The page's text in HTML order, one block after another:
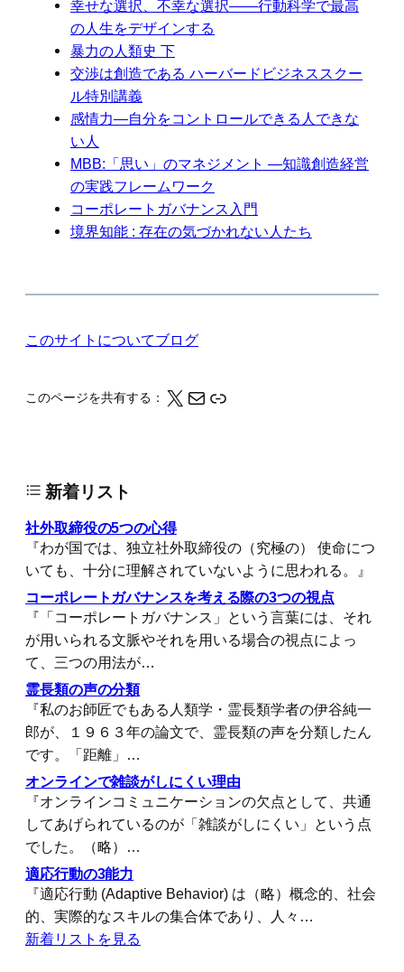
幸せな選択、不幸な選択――行動科学で最高
の人生をデザインする
暴力の人類史 下
交渉は創造である ハーバードビジネススクー
ル特別講義
感情力―自分をコントロールできる人できな
い人
MBB:「思い」のマネジメント ―知識創造経営
の実践フレームワーク
コーポレートガバナンス入門
境界知能 : 存在の気づかれない人たち
このサイトについてブログ
このページを共有する： X メール このページの情報をクリップボードにコピーする
新着リスト
社外取締役の5つの心得
『わが国では、独立社外取締役の（究極の） 使命につ
いても、十分に理解されていないように思われる。』
コーポレートガバナンスを考える際の3つの視点
『「コーポレートガバナンス」という言葉には、それ
が用いられる文脈やそれを用いる場合の視点によっ
て、三つの用法が…
霊長類の声の分類
『私のお師匠でもある人類学・霊長類学者の伊谷純一
郎が、１９６３年の論文で、霊長類の声を分類したん
です。「距離」…
オンラインで雑談がしにくい理由
『オンラインコミュニケーションの欠点として、共通
してあげられているのが「雑談がしにくい」という点
でした。（略）…
適応行動の3能力
『適応行動 (Adaptive Behavior) は（略）概念的、社会
的、実際的なスキルの集合体であり、人々…
新着リストを見る